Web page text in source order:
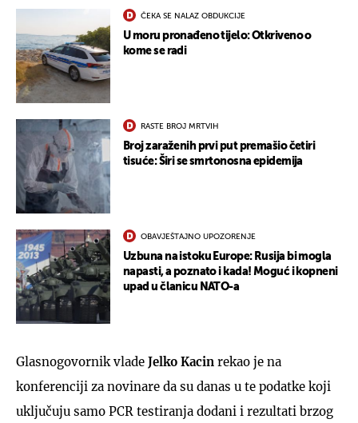
ČEKA SE NALAZ OBDUKCIJE
U moru pronađeno tijelo: Otkriveno o
kome se radi
RASTE BROJ MRTVIH
Broj zaraženih prvi put premašio četiri
tisuće: Širi se smrtonosna epidemija
OBAVJEŠTAJNO UPOZORENJE
Uzbuna na istoku Europe: Rusija bi mogla
napasti, a poznato i kada! Moguć i kopneni
upad u članicu NATO-a
Glasnogovornik vlade Jelko Kacin rekao je na
konferenciji za novinare da su danas u te podatke koji
uključuju samo PCR testiranja dodani i rezultati brzog